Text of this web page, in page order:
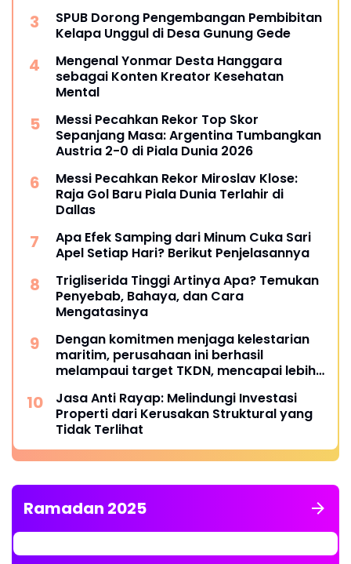
SPUB Dorong Pengembangan Pembibitan
Kelapa Unggul di Desa Gunung Gede
Mengenal Yonmar Desta Hanggara
sebagai Konten Kreator Kesehatan
Mental
Messi Pecahkan Rekor Top Skor
Sepanjang Masa: Argentina Tumbangkan
Austria 2-0 di Piala Dunia 2026
Messi Pecahkan Rekor Miroslav Klose:
Raja Gol Baru Piala Dunia Terlahir di
Dallas
Apa Efek Samping dari Minum Cuka Sari
Apel Setiap Hari? Berikut Penjelasannya
Trigliserida Tinggi Artinya Apa? Temukan
Penyebab, Bahaya, dan Cara
Mengatasinya
Dengan komitmen menjaga kelestarian
maritim, perusahaan ini berhasil
melampaui target TKDN, mencapai lebih
Jasa Anti Rayap: Melindungi Investasi
Properti dari Kerusakan Struktural yang
Tidak Terlihat
Ramadan 2025